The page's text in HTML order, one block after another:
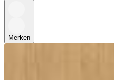
Merken